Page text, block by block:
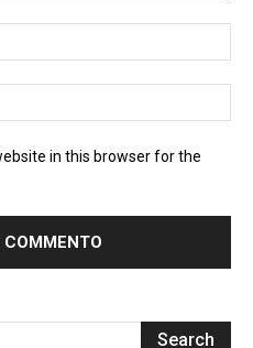
in this browser for the